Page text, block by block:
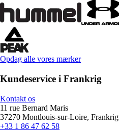
Opdag alle vores mærker
Kundeservice i Frankrig
Kontakt os
11 rue Bernard Maris
37270 Montlouis-sur-Loire, Frankrig
+33 1 86 47 62 58